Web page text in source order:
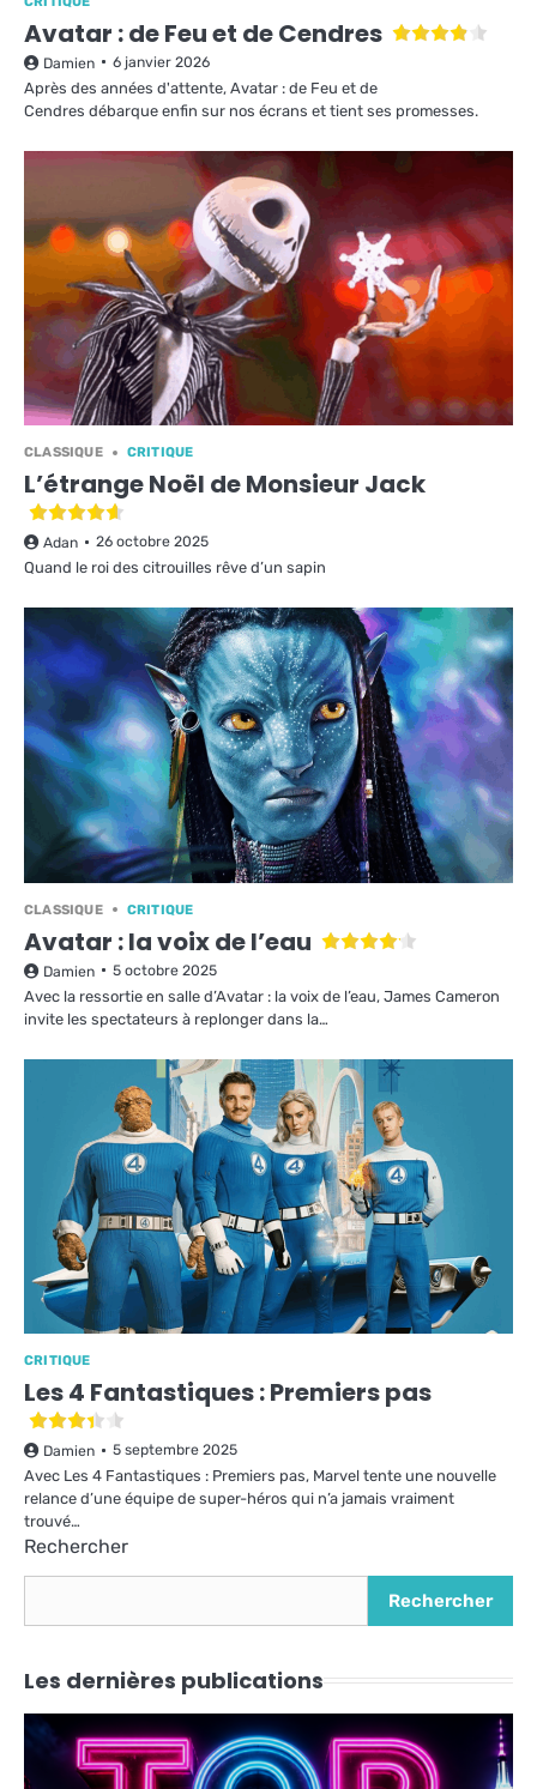
Avatar : de Feu et de Cendres
Damien 6 janvier 2026
Après des années d'attente, Avatar : de Feu et de
Cendres débarque enfin sur nos écrans et tient ses promesses.
CLASSIQUE CRITIQUE
L’étrange Noël de Monsieur Jack
Adan 26 octobre 2025
Quand le roi des citrouilles rêve d’un sapin
CLASSIQUE CRITIQUE
Avatar : la voix de l’eau
Damien 5 octobre 2025
Avec la ressortie en salle d’Avatar : la voix de l’eau, James Cameron
invite les spectateurs à replonger dans la…
CRITIQUE
Les 4 Fantastiques : Premiers pas
Damien 5 septembre 2025
Avec Les 4 Fantastiques : Premiers pas, Marvel tente une nouvelle
relance d’une équipe de super-héros qui n’a jamais vraiment
trouvé…
Rechercher
Rechercher
Les dernières publications